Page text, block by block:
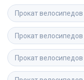
Прокат велосипедов
Прокат велосипедов
Прокат велосипедов